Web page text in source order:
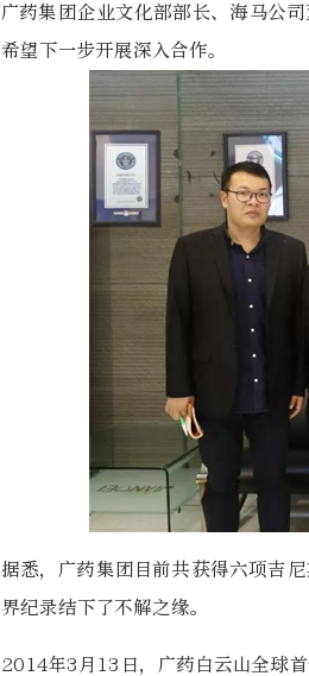
广药集团企业文化部部长、海马公
希望下一步开展深入合作。
据悉，广药集团目前共获得六项吉
界纪录结下了不解之缘。
2014年3月13日，广药白云山全球